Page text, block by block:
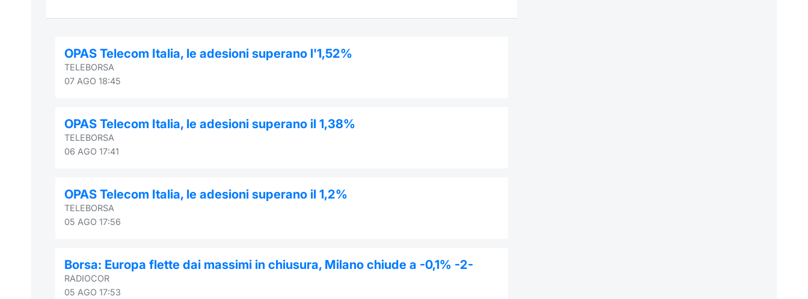
OPAS Telecom Italia, le adesioni superano l'1,52%
TELEBORSA
07 AGO 18:45
OPAS Telecom Italia, le adesioni superano il 1,38%
TELEBORSA
06 AGO 17:41
OPAS Telecom Italia, le adesioni superano il 1,2%
TELEBORSA
05 AGO 17:56
Borsa: Europa flette dai massimi in chiusura, Milano chiude a -0,1% -2-
RADIOCOR
05 AGO 17:53